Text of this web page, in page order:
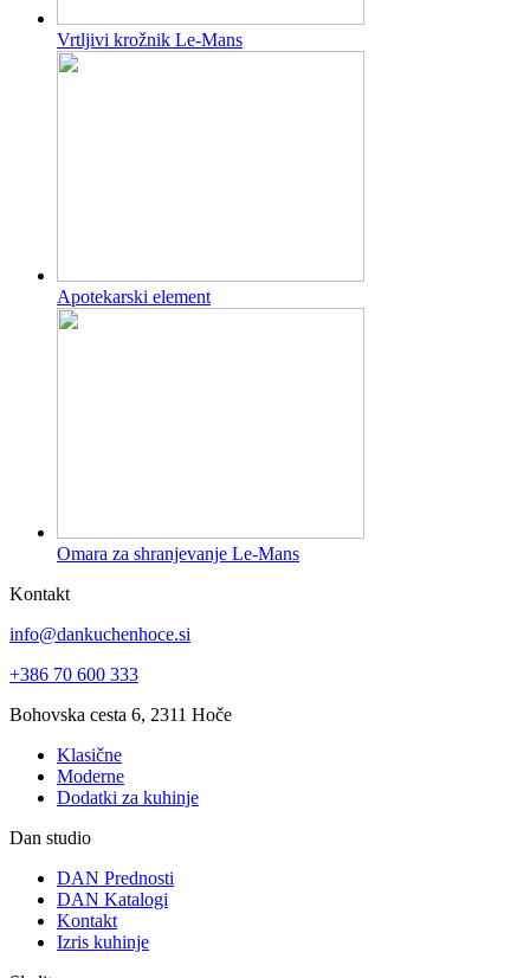
Vrtljivi krožnik Le-Mans
Apotekarski element
Omara za shranjevanje Le-Mans
Kontakt
info@dankuchenhoce.si
+386 70 600 333
Bohovska cesta 6, 2311 Hoče
Klasične
Moderne
Dodatki za kuhinje
Dan studio
DAN Prednosti
DAN Katalogi
Kontakt
Izris kuhinje